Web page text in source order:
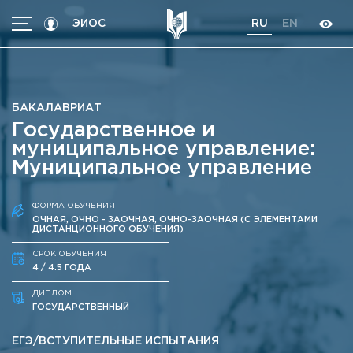
ЭИОС RU EN
МЕНЮ
Студентам
Программы
Трудоустройство
Об университете
Об университете
История университета
Ученый совет
Кoнтакты
Новости
Объявления
Документы
БАКАЛАВРИАТ
Государственное и
муниципальное управление:
Муниципальное управление
ФОРМА ОБУЧЕНИЯ
ОЧНАЯ, ОЧНО - ЗАОЧНАЯ, ОЧНО-ЗАОЧНАЯ (С ЭЛЕМЕНТАМИ
ДИСТАНЦИОННОГО ОБУЧЕНИЯ)
СРОК ОБУЧЕНИЯ
4 / 4.5 ГОДА
ДИПЛОМ
ГОСУДАРСТВЕННЫЙ
ЕГЭ/ВСТУПИТЕЛЬНЫЕ ИСПЫТАНИЯ